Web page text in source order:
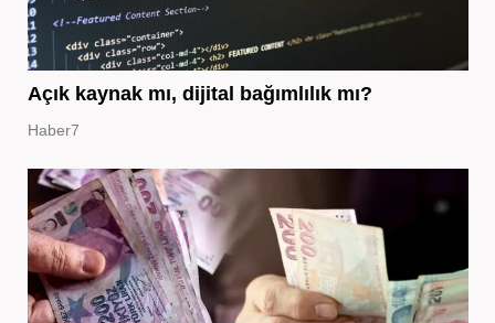
Açık kaynak mı, dijital bağımlılık mı?
Haber7